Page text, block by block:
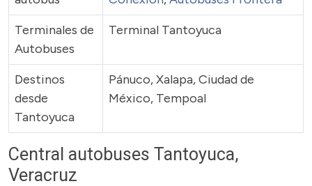
Terminales de
Autobuses
Terminal Tantoyuca
Destinos
desde
Tantoyuca
Pánuco, Xalapa, Ciudad de
México, Tempoal
Central autobuses Tantoyuca,
Veracruz